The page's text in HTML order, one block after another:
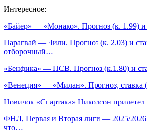
Интересное:
«Байер» — «Монако». Прогноз (к. 1.99)
Парагвай — Чили. Прогноз (к. 2.03) и
отборочный…
«Бенфика» — ПСВ. Прогноз (к.1.80) и
«Венеция» — «Милан». Прогноз, ставка
Новичок «Спартака» Николсон
ФНЛ, Первая и Вторая лиги — 2025/2026,
что…